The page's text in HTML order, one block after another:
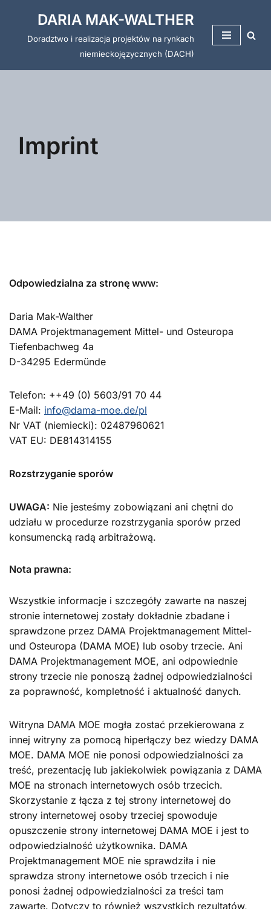
Przejdź
DARIA MAK-WALTHER
Doradztwo i realizacja projektów na rynkach
niemieckojęzycznych (DACH)
Imprint
Odpowiedzialna za stronę www:
Daria Mak-Walther
DAMA Projektmanagement Mittel- und Osteuropa
Tiefenbachweg 4a
D-34295 Edermünde
Telefon: ++49 (0) 5603/91 70 44
E-Mail: info@dama-moe.de/pl
Nr VAT (niemiecki): 02487960621
VAT EU: DE814314155
Rozstrzyganie sporów
UWAGA: Nie jesteśmy zobowiązani ani chętni do
udziału w procedurze rozstrzygania sporów przed
konsumencką radą arbitrażową.
Nota prawna:
Wszystkie informacje i szczegóły zawarte na naszej
stronie internetowej zostały dokładnie zbadane i
sprawdzone przez DAMA Projektmanagement Mittel-
und Osteuropa (DAMA MOE) lub osoby trzecie. Ani
DAMA Projektmanagement MOE, ani odpowiednie
strony trzecie nie ponoszą żadnej odpowiedzialności
za poprawność, kompletność i aktualność danych.
Witryna DAMA MOE mogła zostać przekierowana z
innej witryny za pomocą hiperłączy bez wiedzy DAMA
MOE. DAMA MOE nie ponosi odpowiedzialności za
treść, prezentację lub jakiekolwiek powiązania z DAMA
MOE na stronach internetowych osób trzecich.
Skorzystanie z łącza z tej strony internetowej do
strony internetowej osoby trzeciej spowoduje
opuszczenie strony internetowej DAMA MOE i jest to
odpowiedzialność użytkownika. DAMA
Projektmanagement MOE nie sprawdziła i nie
sprawdza strony internetowe osób trzecich i nie
ponosi żadnej odpowiedzialności za treści tam
zawarte. Dotyczy to również wszystkich rezultatów,